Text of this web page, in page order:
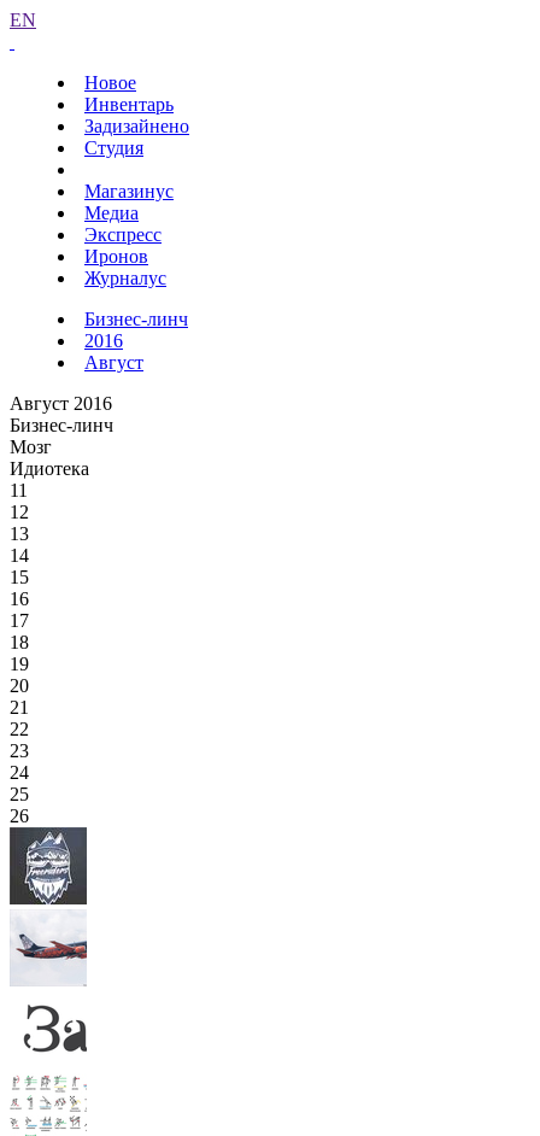
EN
Новое
Инвентарь
Задизайнено
Студия
Магазинус
Медиа
Экспресс
Иронов
Журналус
Бизнес-линч
2016
Август
Август 2016
Бизнес-линч
Мозг
Идиотека
11
12
13
14
15
16
17
18
19
20
21
22
23
24
25
26